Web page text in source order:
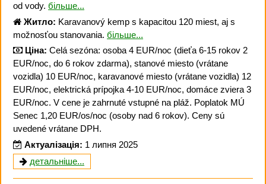
od vody. більше...
Житло: Karavanový kemp s kapacitou 120 miest, aj s
možnosťou stanovania. більше...
Ціна: Celá sezóna: osoba 4 EUR/noc (dieťa 6-15 rokov 2
EUR/noc, do 6 rokov zdarma), stanové miesto (vrátane
vozidla) 10 EUR/noc, karavanové miesto (vrátane vozidla) 12
EUR/noc, elektrická prípojka 4-10 EUR/noc, domáce zviera 3
EUR/noc. V cene je zahrnuté vstupné na pláž. Poplatok MÚ
Senec 1,20 EUR/os/noc (osoby nad 6 rokov). Ceny sú
uvedené vrátane DPH.
Актуалізація: 1 липня 2025
детальніше...